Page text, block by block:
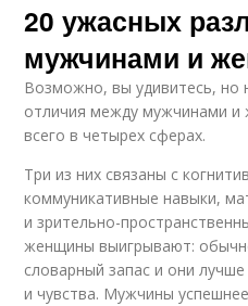
20 ужасных
мужчинами и
Возможно, вы удивитесь, но
отличия между мужчинами
всего в четырех сферах.
Три из них связаны с
коммуникативные навыки,
и зрительно-
женщины выигрывают:
словарный запас и они
и чувства. Мужчины